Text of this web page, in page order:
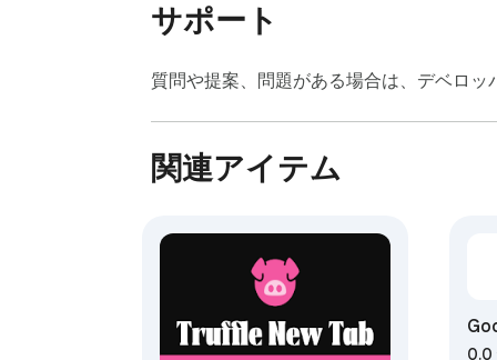
サポート
質問や提案、問題がある場合は、デベロッ
関連アイテム
0.0